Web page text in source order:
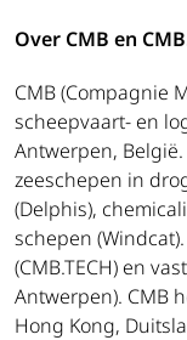
Over CMB en
CMB (Compagnie
scheepvaart- en
Antwerpen,
zeeschepen in
(Delphis),
schepen
(CMB.TECH) en
Antwerpen). CMB
Hong Kong,